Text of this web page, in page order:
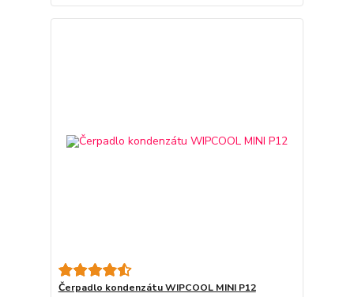
Čerpadlo kondenzátu WIPCOOL MINI P12